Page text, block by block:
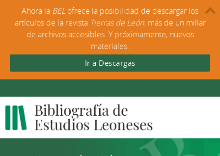
Ahora la BEL ofrece la posibilidad de descargar los
artículos de la revista Tierras de León: más de un millar
de archivos accesibles. Y próximamente, nuevos
materiales.
Ir a Descargas